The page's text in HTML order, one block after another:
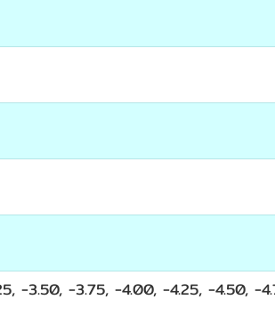
-3.50, -3.75, -4.00, -4.25, -4.50,